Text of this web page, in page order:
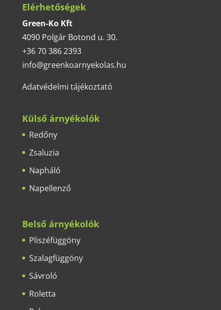
Elérhetőségek
Green-Ko Kft
4090 Polgár Botond u. 30.
+36 70 386 2393
info@greenkoarnyekolas.hu
Adatvédelmi tájékoztató
Külső árnyékolók
Redőny
Zsaluzia
Napháló
Napellenző
Belső árnyékolók
Pliszéfüggöny
Szalagfüggöny
Sávroló
Roletta